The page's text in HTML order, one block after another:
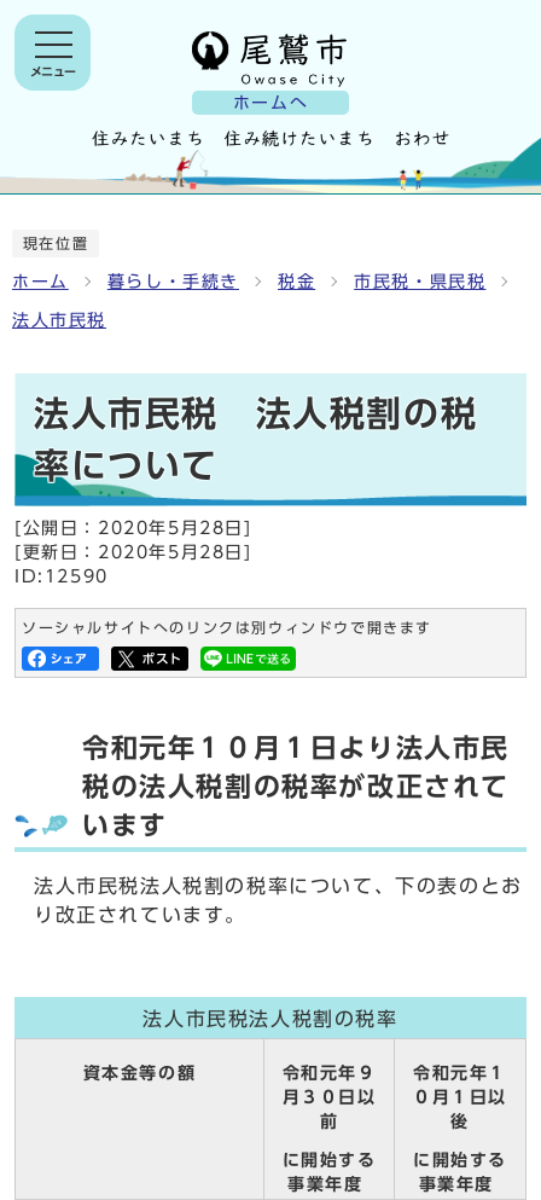
ホームへ
メニュー
現在位置
ホーム 暮らし・手続き 税金 市民税・県民税
法人市民税
法人市民税 法人税割の税
率について
[公開日： 2020年5月28日
[更新日： 2020年5月28日
ID:12590
ソーシャルサイトへのリンクは別ウィンドウで開きます
令和元年１０月１日より法人市民
税の法人税割の税率が改正されて
います
法人市民税法人税割の税率について、下の表のとお
り改正されています。
法人市民税法人税割の税率
資本金等の額
令和元年９
月３０日以
前
に開始する
事業年度
令和元年１
０月１日以
後
に開始する
事業年度